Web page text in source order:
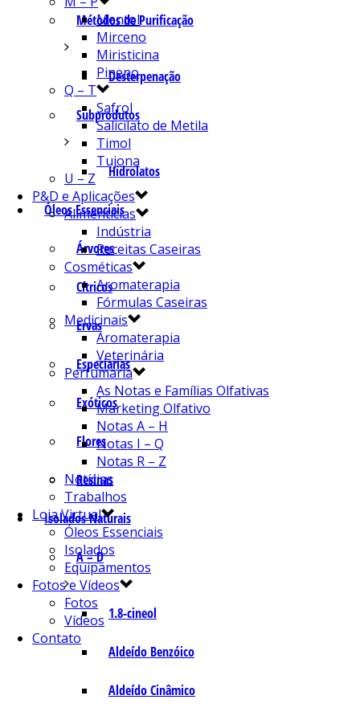
Métodos de Purificação
Desterpenação
Subprodutos
Hidrolatos
Óleos Essenciais
Árvores
Cítricos
Ervas
Especiarias
Exóticos
Flores
Resinas
Isolados Naturais
A – D
1.8-cineol
Aldeído Benzóico
Aldeído Cinâmico
Mentol
Mirceno
Miristicina
Pineno
Q – T
Safrol
Salicilato de Metila
Timol
Tujona
U – Z
P&D e Aplicações
Alimentícias
Indústria
Receitas Caseiras
Cosméticas
Aromaterapia
Fórmulas Caseiras
Medicinais
Aromaterapia
Veterinária
Perfumaria
As Notas e Famílias Olfativas
Marketing Olfativo
Notas A – H
Notas I – Q
Notas R – Z
Notícias
Trabalhos
Loja Virtual
Óleos Essenciais
Isolados
Equipamentos
Fotos e Vídeos
Fotos
Vídeos
Contato